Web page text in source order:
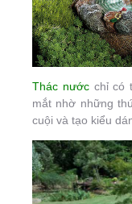
Thác nướcchỉ có
mắt nhờ những
cuội và tạo kiểu